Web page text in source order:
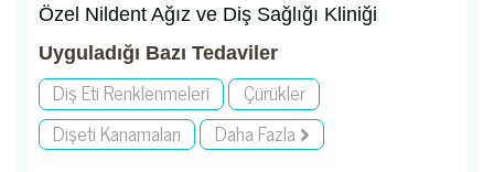
Özel Nildent Ağız ve Diş Sağlığı Kliniği
Uyguladığı Bazı Tedaviler
Diş Eti Renklenmeleri
Çürükler
Dişeti Kanamaları
Daha Fazla